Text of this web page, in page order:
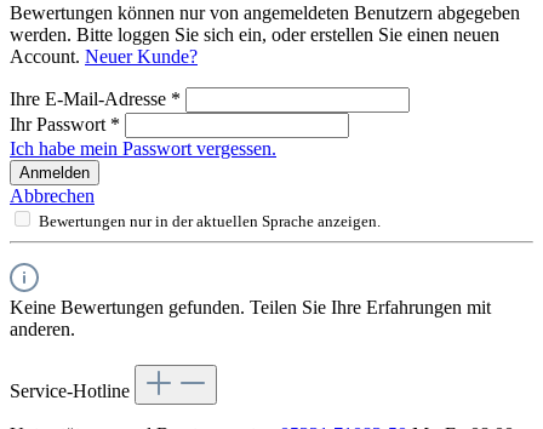
Bewertungen können nur von angemeldeten Benutzern abgegeben
werden. Bitte loggen Sie sich ein, oder erstellen Sie einen neuen
Account. Neuer Kunde?
Ihre E-Mail-Adresse *
Ihr Passwort *
Ich habe mein Passwort vergessen.
Anmelden
Abbrechen
Bewertungen nur in der aktuellen Sprache anzeigen.
Keine Bewertungen gefunden. Teilen Sie Ihre Erfahrungen mit
anderen.
Service-Hotline